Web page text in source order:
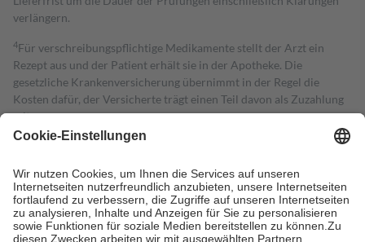
verlängern.
4Für verschreibungspflichtige Medikamente stellt der Arzt ein
Rezept aus und der Patient erhält sie in der Apotheke. Die
gesetzliche Krankenversicherung übernimmt in der Regel die
Kosten dafür, der Versicherte trägt einen Teil davon als Zuzahlung
mit.
Grundsätzlich leisten Mitglieder Zuzahlungen in Höhe von zehn
höchstens zehn Euro.
Es sind jedoch nie mehr als die tatsächlichen
Kosten der Leistung zu entrichten.
Diese Regeln gelten grundsätzlich auch für Online-Apotheken.
Bei Heilmitteln und häuslicher Krankenpflege beträgt die
Zuzahlung zehn Prozent der Kosten sowie zehn Euro je